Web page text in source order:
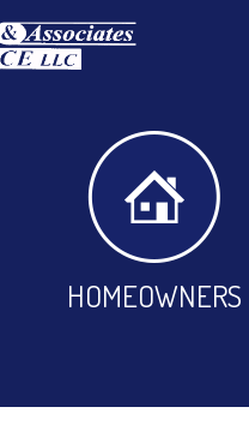
HOMEOWNERS